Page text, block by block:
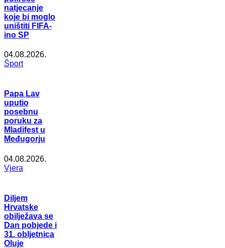
natjecanje
koje bi moglo
uništiti FIFA-
ino SP
04.08.2026.
Šport
Papa Lav
uputio
posebnu
poruku za
Mladifest u
Međugorju
04.08.2026.
Vjera
Diljem
Hrvatske
obilježava se
Dan pobjede i
31. obljetnica
Oluje